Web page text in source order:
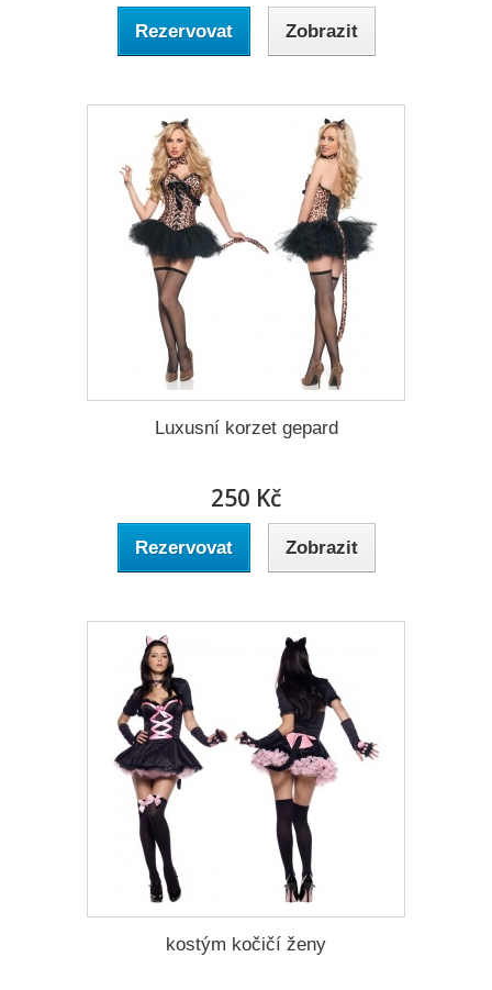
Rezervovat Zobrazit
Luxusní korzet gepard
250 Kč
Rezervovat Zobrazit
kostým kočičí ženy